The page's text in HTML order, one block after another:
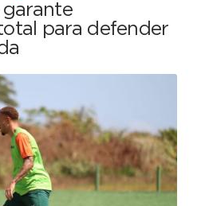
para defender